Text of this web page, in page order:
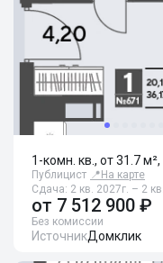
1-комн. кв., от 31.7
Публицист 📍 На карте
Сдача: 2 кв. 2027г. – 2
от 7 512 900 ₽
Без комиссии
ИсточникДомклик